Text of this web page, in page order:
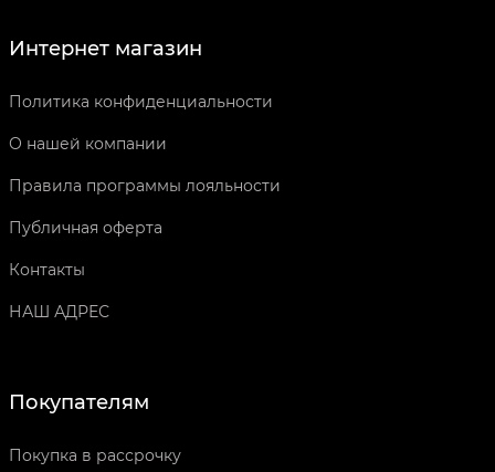
Интернет магазин
Политика конфиденциальности
О нашей компании
Правила программы лояльности
Публичная оферта
Контакты
НАШ АДРЕС
Покупателям
Покупка в рассрочку